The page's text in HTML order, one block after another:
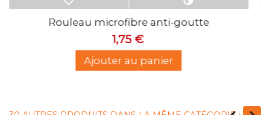
Rouleau en perlon anti-goutte
Ajouter au panier